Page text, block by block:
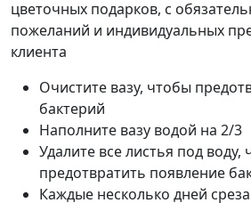
цветочных подарков, с
пожеланий и индивидуальных
клиента
Очистите вазу, чтобы
бактерий
Наполните вазу водой на 2/3
Удалите все листья под воду,
предотвратить появление
Каждые несколько дней